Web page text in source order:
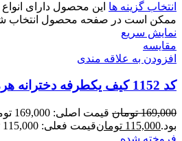
انتخاب گزینه ها این محصول دارای
ممکن است در صفحه محصول انتخاب
نمایش سریع
مقايسه
افزودن به علاقه مندی
کد 1152 کیف یکطرفه دخترانه هرمس
169,000 تومان
قیمت
بود.115,000 تومانقیمت فعلی: 115,000 تومان.
فروخته شده